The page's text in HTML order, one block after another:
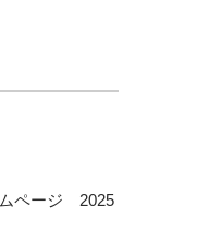
ページ 2025